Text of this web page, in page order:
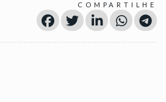
COMPARTILHE